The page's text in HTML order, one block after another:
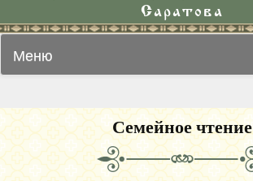
Саратова
Меню
Семейное чтение